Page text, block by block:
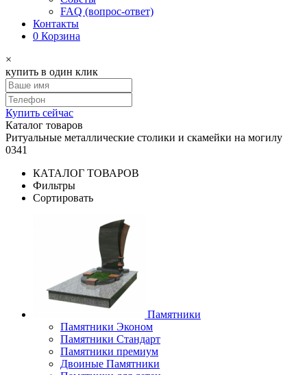
FAQ (вопрос-ответ)
Контакты
0 Корзина
×
купить в один клик
Купить сейчас
Каталог товаров
Ритуальные металлические столики и скамейки на могилу
0341
КАТАЛОГ ТОВАРОВ
Фильтры
Сортировать
Памятники
Памятники Эконом
Памятники Стандарт
Памятники премиум
Двоиные Памятники